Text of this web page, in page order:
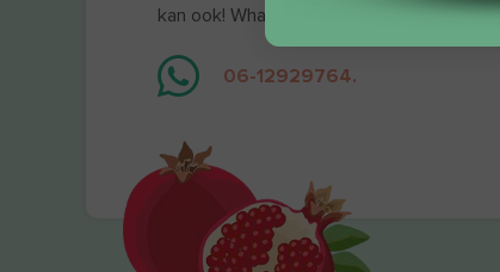
kan ook! WhatsApp ons gerust op:
06-12929764.